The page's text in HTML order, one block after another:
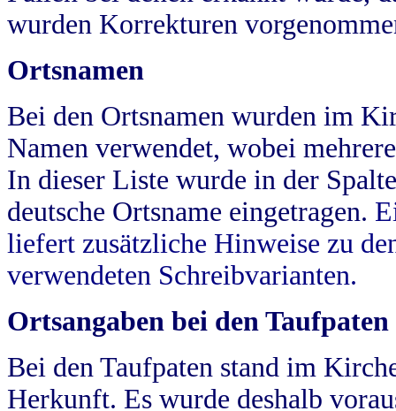
wurden Korrekturen
Ortsnamen
Bei den Ortsnamen wurden im
Namen verwendet, wobei
In dieser Liste wurde in der
deutsche Ortsname eingetragen.
liefert zusätzliche Hinweise zu
verwendeten Schreibvarianten.
Ortsangaben bei den Taufpaten
Bei den Taufpaten stand im
Herkunft. Es wurde deshalb